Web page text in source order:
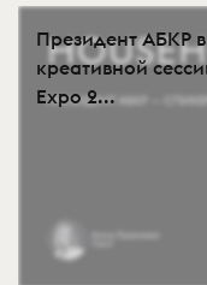
Президент АБКР
креативной
Expo 2...